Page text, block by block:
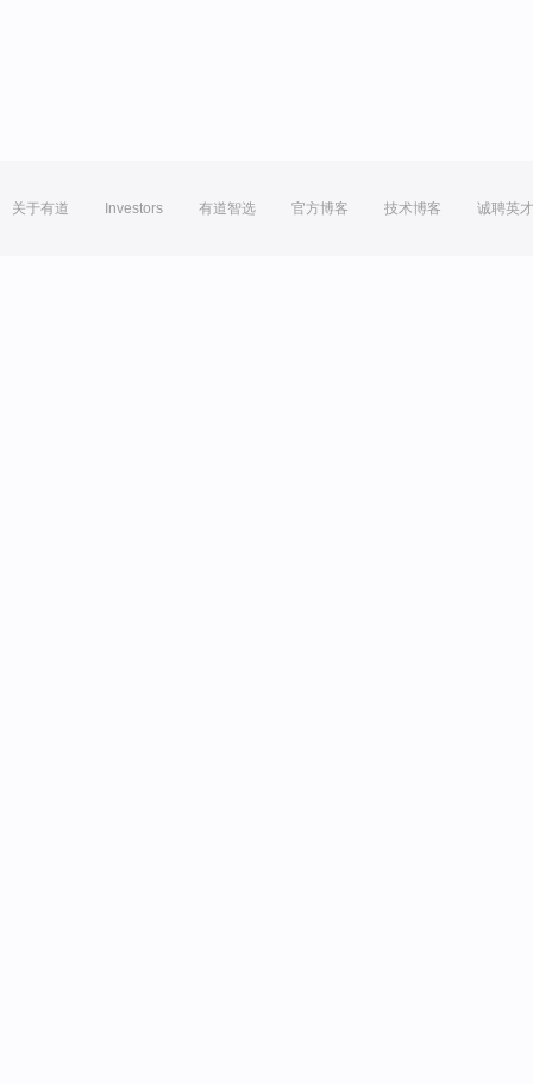
关于有道 Investors 有道智选 官方博客 技术博客 诚聘英才